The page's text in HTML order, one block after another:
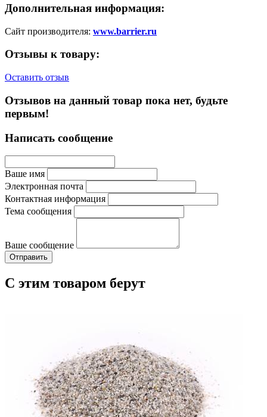
Дополнительная информация:
Сайт производителя: www.barrier.ru
Отзывы к товару:
Оставить отзыв
Отзывов на данный товар пока нет, будьте
первым!
Написать сообщение
Ваше имя
Электронная почта
Контактная информация
Тема сообщения
Ваше сообщение
С этим товаром берут